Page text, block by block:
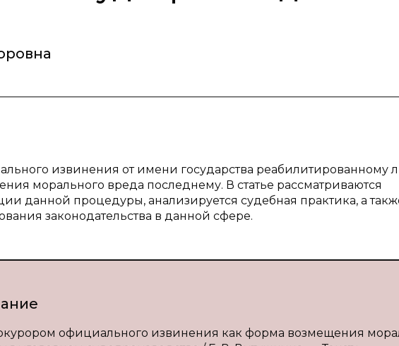
извинения от имени государства реабилитированному
морального вреда последнему. В статье рассматриваются
данной процедуры, анализируется судебная практика, а
законодательства в данной сфере.
официального извинения как форма возмещения